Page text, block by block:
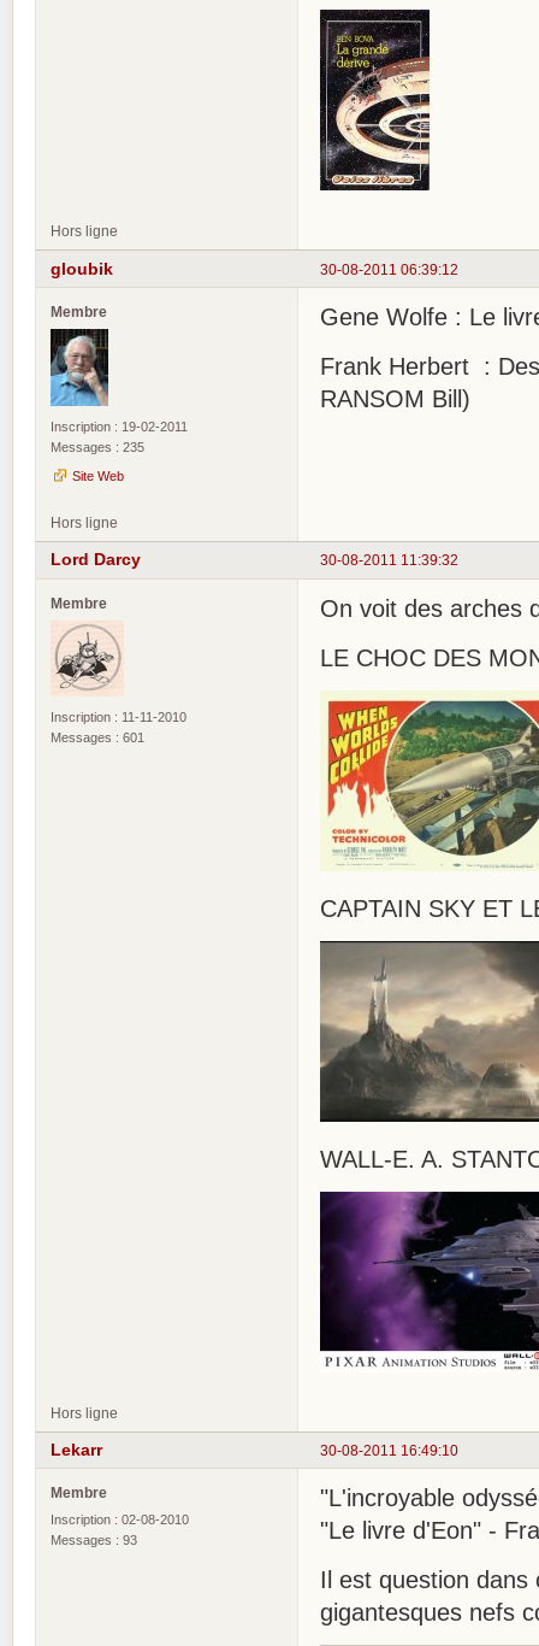
Hors ligne
30-08-2011 06:39:12
gloubik
Membre
Inscription : 19-02-2011
Messages : 235
Site Web
Gene Wolfe : Le
Frank Herbert :
RANSOM Bill)
Hors ligne
30-08-2011 11:39:32
Lord Darcy
Membre
Inscription : 11-11-2010
Messages : 601
On voit des arches
LE CHOC DES
CAPTAIN SKY ET
WALL-E. A.
Hors ligne
30-08-2011 16:49:10
Lekarr
Membre
Inscription : 02-08-2010
Messages : 93
"L'incroyable
"Le livre d'Eon" -
Il est question dans
gigantesques nefs